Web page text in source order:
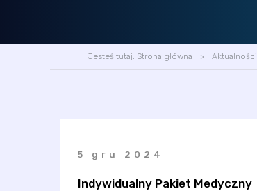
Jesteś tutaj: Strona główna Aktualności
5 gru 2024
Indywidualny Pakiet Medyczny